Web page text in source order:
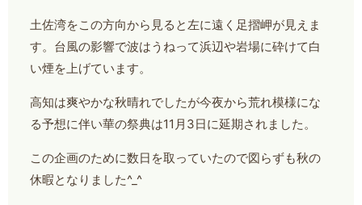
土佐湾をこの方向から見ると左に遠く足摺岬が見えま
す。台風の影響で波はうねって浜辺や岩場に砕けて白
い煙を上げています。
高知は爽やかな秋晴れでしたが今夜から荒れ模様にな
る予想に伴い華の祭典は11月3日に延期されました。
この企画のために数日を取っていたので図らずも秋の
休暇となりました^_^